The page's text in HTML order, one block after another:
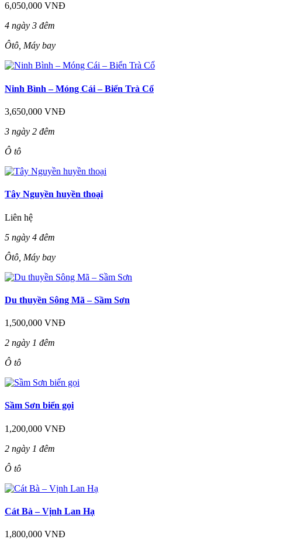
6,050,000 VNĐ
4 ngày 3 đêm
Ôtô, Máy bay
Ninh Bình – Móng Cái – Biển Trà Cổ
3,650,000 VNĐ
3 ngày 2 đêm
Ô tô
Tây Nguyền huyền thoại
Liên hệ
5 ngày 4 đêm
Ôtô, Máy bay
Du thuyền Sông Mã – Sầm Sơn
1,500,000 VNĐ
2 ngày 1 đêm
Ô tô
Sầm Sơn biển gọi
1,200,000 VNĐ
2 ngày 1 đêm
Ô tô
Cát Bà – Vịnh Lan Hạ
1,800,000 VNĐ